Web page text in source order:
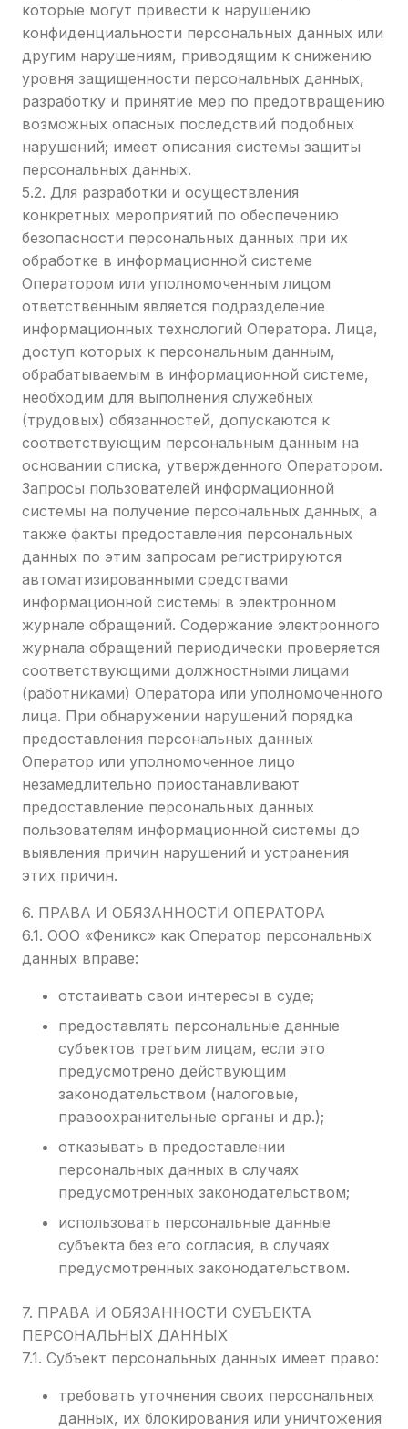
которые могут привести к нарушению
конфиденциальности персональных данных или
другим нарушениям, приводящим к снижению
уровня защищенности персональных данных,
разработку и принятие мер по предотвращению
возможных опасных последствий подобных
нарушений; имеет описания системы защиты
персональных данных.
5.2. Для разработки и осуществления
конкретных мероприятий по обеспечению
безопасности персональных данных при их
обработке в информационной системе
Оператором или уполномоченным лицом
ответственным является подразделение
информационных технологий Оператора. Лица,
доступ которых к персональным данным,
обрабатываемым в информационной системе,
необходим для выполнения служебных
(трудовых) обязанностей, допускаются к
соответствующим персональным данным на
основании списка, утвержденного Оператором.
Запросы пользователей информационной
системы на получение персональных данных, а
также факты предоставления персональных
данных по этим запросам регистрируются
автоматизированными средствами
информационной системы в электронном
журнале обращений. Содержание электронного
журнала обращений периодически проверяется
соответствующими должностными лицами
(работниками) Оператора или уполномоченного
лица. При обнаружении нарушений порядка
предоставления персональных данных
Оператор или уполномоченное лицо
незамедлительно приостанавливают
предоставление персональных данных
пользователям информационной системы до
выявления причин нарушений и устранения
этих причин.
6. ПРАВА И ОБЯЗАННОСТИ ОПЕРАТОРА
6.1. ООО «Феникс» как Оператор персональных
данных вправе:
отстаивать свои интересы в суде;
предоставлять персональные данные
субъектов третьим лицам, если это
предусмотрено действующим
законодательством (налоговые,
правоохранительные органы и др.);
отказывать в предоставлении
персональных данных в случаях
предусмотренных законодательством;
использовать персональные данные
субъекта без его согласия, в случаях
предусмотренных законодательством.
7. ПРАВА И ОБЯЗАННОСТИ СУБЪЕКТА
ПЕРСОНАЛЬНЫХ ДАННЫХ
7.1. Субъект персональных данных имеет право:
требовать уточнения своих персональных
данных, их блокирования или уничтожения